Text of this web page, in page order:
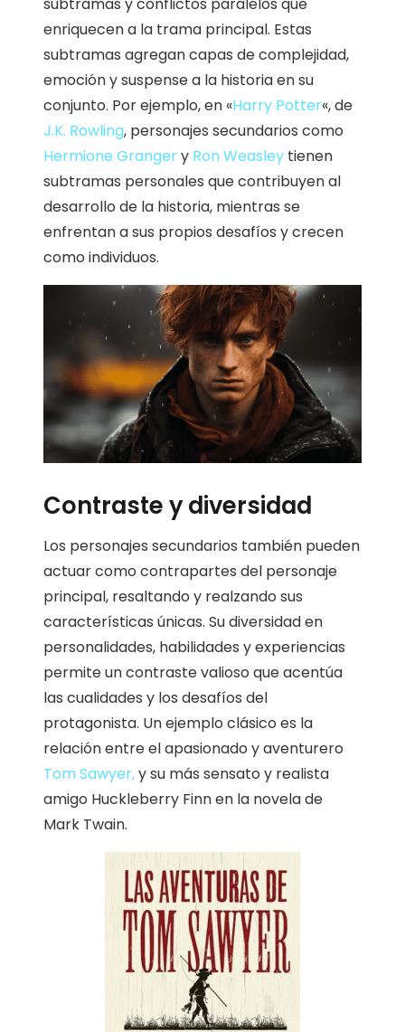
subtramas y conflictos paralelos que
enriquecen a la trama principal. Estas
subtramas agregan capas de complejidad,
emoción y suspense a la historia en su
conjunto. Por ejemplo, en «Harry Potter«, de
J.K. Rowling, personajes secundarios como
Hermione Grangery Ron Weasley tienen
subtramas personales que contribuyen al
desarrollo de la historia, mientras se
enfrentan a sus propios desafíos y crecen
como individuos.
Contraste y diversidad
Los personajes secundarios también pueden
actuar como contrapartes del personaje
principal, resaltando y realzando sus
características únicas. Su diversidad en
personalidades, habilidades y experiencias
permite un contraste valioso que acentúa
las cualidades y los desafíos del
protagonista. Un ejemplo clásico es la
relación entre el apasionado y aventurero
Tom Sawyer,y su más sensato y realista
amigo Huckleberry Finn en la novela de
Mark Twain.